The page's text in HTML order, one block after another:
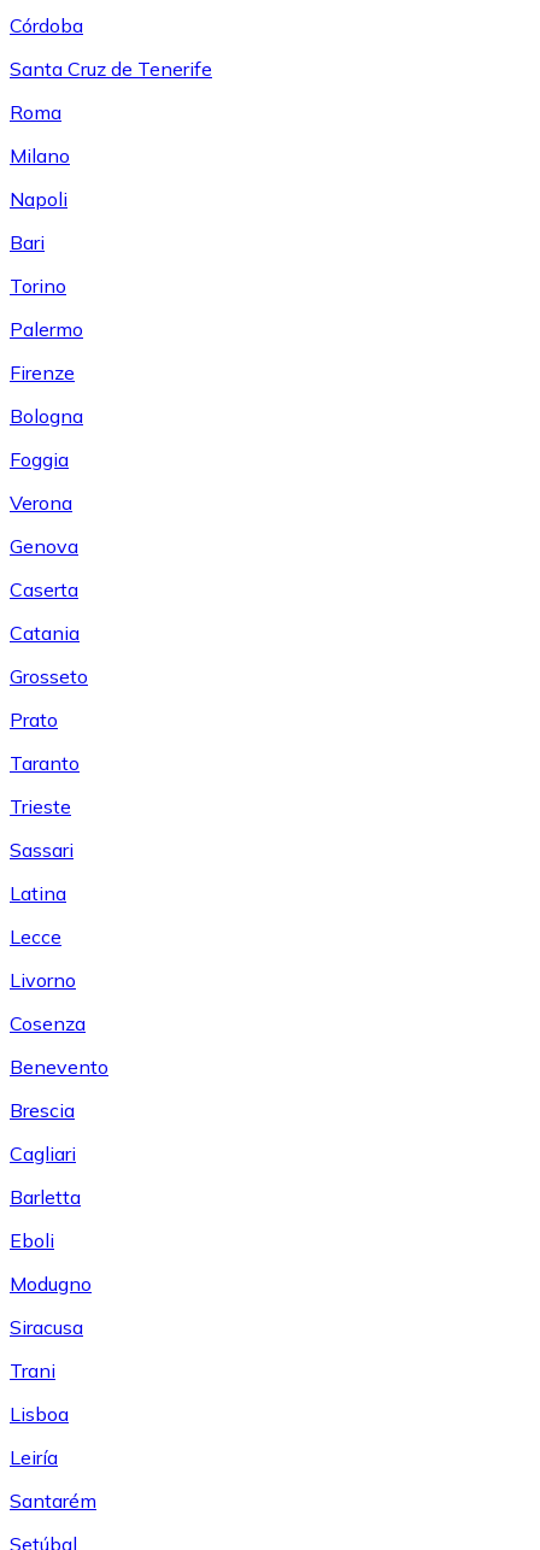
Córdoba
Santa Cruz de Tenerife
Roma
Milano
Napoli
Bari
Torino
Palermo
Firenze
Bologna
Foggia
Verona
Genova
Caserta
Catania
Grosseto
Prato
Taranto
Trieste
Sassari
Latina
Lecce
Livorno
Cosenza
Benevento
Brescia
Cagliari
Barletta
Eboli
Modugno
Siracusa
Trani
Lisboa
Leiría
Santarém
Setúbal